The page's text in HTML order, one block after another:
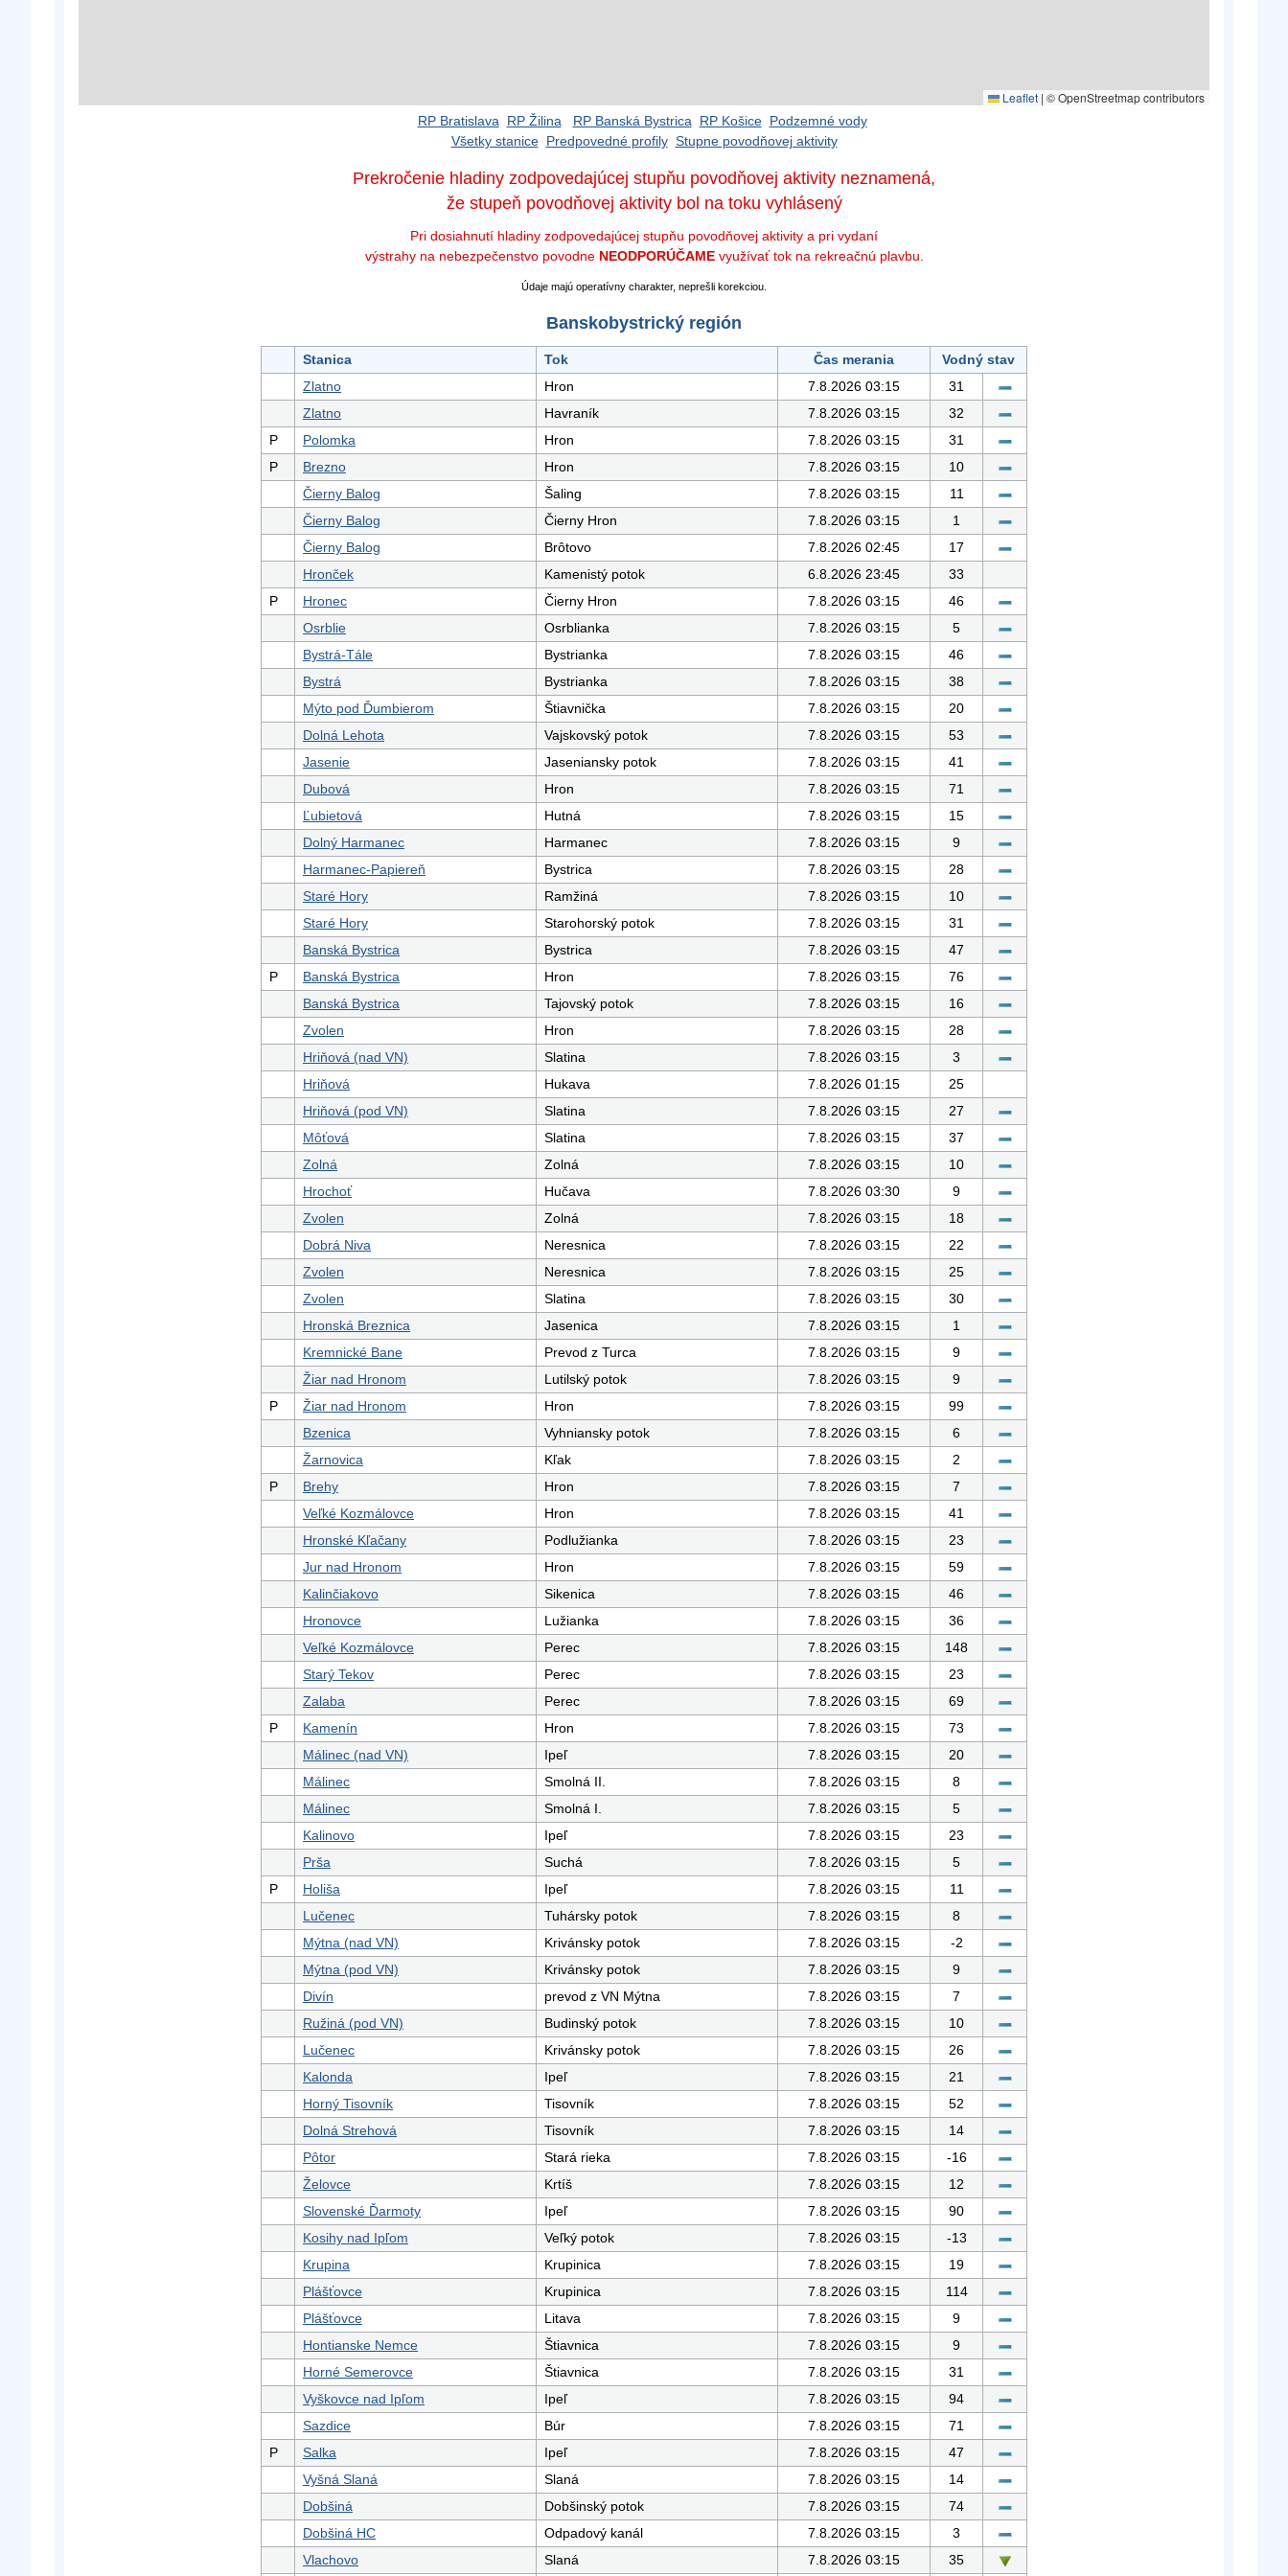
Leaflet | © OpenStreetmap contributors
RP Bratislava RP Žilina RP Banská Bystrica RP Košice Podzemné vody
Všetky stanice Predpovedné profily Stupne povodňovej aktivity
Prekročenie hladiny zodpovedajúcej stupňu povodňovej aktivity neznamená,
že stupeň povodňovej aktivity bol na toku vyhlásený
Pri dosiahnutí hladiny zodpovedajúcej stupňu povodňovej aktivity a pri vydaní
výstrahy na nebezpečenstvo povodne NEODPORÚČAMEvyužívať tok na rekreačnú plavbu.
Údaje majú operatívny charakter, neprešli korekciou.
Banskobystrický región
Stanica Tok Čas merania
Vodný stav
Zlatno
Hron 7.8.2026 03:15
31
Zlatno
Havraník 7.8.2026 03:15
32
P
Polomka Hron 7.8.2026 03:15
31
P
Brezno Hron 7.8.2026 03:15
10
Čierny Balog
Šaling 7.8.2026 03:15
11
Čierny Balog
Čierny Hron 7.8.2026 03:15
1
Čierny Balog
Brôtovo 7.8.2026 02:45
17
Hronček
Kamenistý potok 6.8.2026 23:45
33
P
Hronec Čierny Hron 7.8.2026 03:15
46
Osrblie
Osrblianka 7.8.2026 03:15
5
Bystrá-Tále
Bystrianka 7.8.2026 03:15
46
Bystrá
Bystrianka 7.8.2026 03:15
38
Mýto pod Ďumbierom
Štiavnička 7.8.2026 03:15
20
Dolná Lehota
Vajskovský potok 7.8.2026 03:15
53
Jasenie
Jaseniansky potok 7.8.2026 03:15
41
Dubová
Hron 7.8.2026 03:15
71
Ľubietová
Hutná 7.8.2026 03:15
15
Dolný Harmanec
Harmanec 7.8.2026 03:15
9
Harmanec-Papiereň
Bystrica 7.8.2026 03:15
28
Staré Hory
Ramžiná 7.8.2026 03:15
10
Staré Hory
Starohorský potok 7.8.2026 03:15
31
Banská Bystrica
Bystrica 7.8.2026 03:15
47
P
Banská Bystrica Hron 7.8.2026 03:15
76
Banská Bystrica
Tajovský potok 7.8.2026 03:15
16
Zvolen
Hron 7.8.2026 03:15
28
Hriňová (nad VN)
Slatina 7.8.2026 03:15
3
Hriňová
Hukava 7.8.2026 01:15
25
Hriňová (pod VN)
Slatina 7.8.2026 03:15
27
Môťová
Slatina 7.8.2026 03:15
37
Zolná
Zolná 7.8.2026 03:15
10
Hrochoť
Hučava 7.8.2026 03:30
9
Zvolen
Zolná 7.8.2026 03:15
18
Dobrá Niva
Neresnica 7.8.2026 03:15
22
Zvolen
Neresnica 7.8.2026 03:15
25
Zvolen
Slatina 7.8.2026 03:15
30
Hronská Breznica
Jasenica 7.8.2026 03:15
1
Kremnické Bane
Prevod z Turca 7.8.2026 03:15
9
Žiar nad Hronom
Lutilský potok 7.8.2026 03:15
9
P
Žiar nad Hronom Hron 7.8.2026 03:15
99
Bzenica
Vyhniansky potok 7.8.2026 03:15
6
Žarnovica
Kľak 7.8.2026 03:15
2
P
Brehy Hron 7.8.2026 03:15
7
Veľké Kozmálovce
Hron 7.8.2026 03:15
41
Hronské Kľačany
Podlužianka 7.8.2026 03:15
23
Jur nad Hronom
Hron 7.8.2026 03:15
59
Kalinčiakovo
Sikenica 7.8.2026 03:15
46
Hronovce
Lužianka 7.8.2026 03:15
36
Veľké Kozmálovce
Perec 7.8.2026 03:15
148
Starý Tekov
Perec 7.8.2026 03:15
23
Zalaba
Perec 7.8.2026 03:15
69
P
Kamenín Hron 7.8.2026 03:15
73
Málinec (nad VN)
Ipeľ 7.8.2026 03:15
20
Málinec
Smolná II. 7.8.2026 03:15
8
Málinec
Smolná I. 7.8.2026 03:15
5
Kalinovo
Ipeľ 7.8.2026 03:15
23
Prša
Suchá 7.8.2026 03:15
5
P
Holiša Ipeľ 7.8.2026 03:15
11
Lučenec
Tuhársky potok 7.8.2026 03:15
8
Mýtna (nad VN)
Krivánsky potok 7.8.2026 03:15
-2
Mýtna (pod VN)
Krivánsky potok 7.8.2026 03:15
9
Divín
prevod z VN Mýtna 7.8.2026 03:15
7
Ružiná (pod VN)
Budinský potok 7.8.2026 03:15
10
Lučenec
Krivánsky potok 7.8.2026 03:15
26
Kalonda
Ipeľ 7.8.2026 03:15
21
Horný Tisovník
Tisovník 7.8.2026 03:15
52
Dolná Strehová
Tisovník 7.8.2026 03:15
14
Pôtor
Stará rieka 7.8.2026 03:15
-16
Želovce
Krtíš 7.8.2026 03:15
12
Slovenské Ďarmoty
Ipeľ 7.8.2026 03:15
90
Kosihy nad Ipľom
Veľký potok 7.8.2026 03:15
-13
Krupina
Krupinica 7.8.2026 03:15
19
Plášťovce
Krupinica 7.8.2026 03:15
114
Plášťovce
Litava 7.8.2026 03:15
9
Hontianske Nemce
Štiavnica 7.8.2026 03:15
9
Horné Semerovce
Štiavnica 7.8.2026 03:15
31
Vyškovce nad Ipľom
Ipeľ 7.8.2026 03:15
94
Sazdice
Búr 7.8.2026 03:15
71
P
Salka Ipeľ 7.8.2026 03:15
47
Vyšná Slaná
Slaná 7.8.2026 03:15
14
Dobšiná
Dobšinský potok 7.8.2026 03:15
74
Dobšiná HC
Odpadový kanál 7.8.2026 03:15
3
Vlachovo
Slaná 7.8.2026 03:15 35